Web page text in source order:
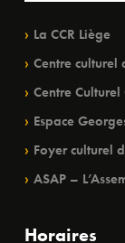
La CCR Liège
Centre culturel
Centre
Espace
Foyer culturel
ASAP –
Horaires